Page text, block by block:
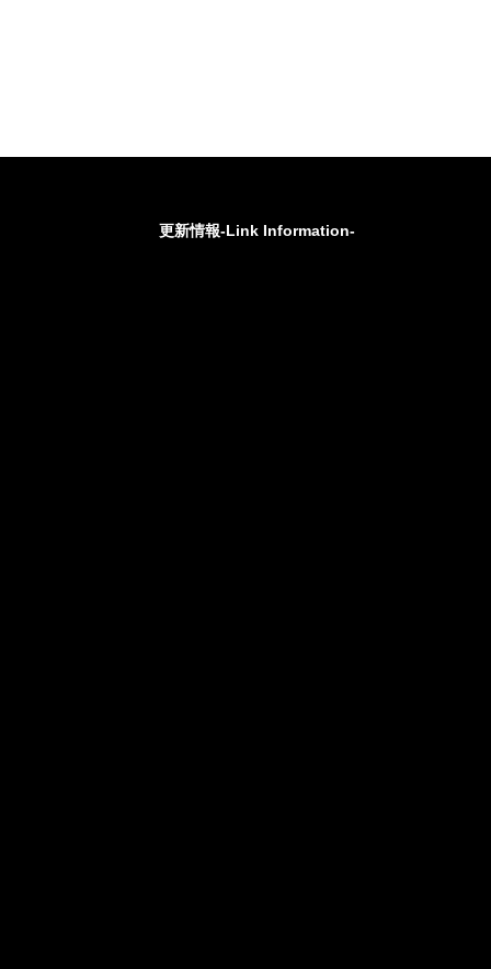
更新情報-Link Information-